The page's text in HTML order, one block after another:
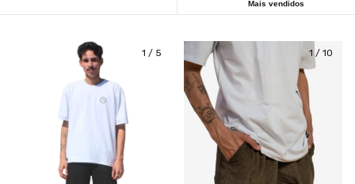
Mais vendidos
1 / 5 1 / 10